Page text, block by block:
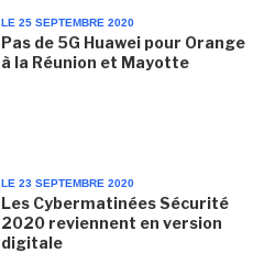
LE 25 SEPTEMBRE 2020
Pas de 5G Huawei pour Orange
à la Réunion et Mayotte
LE 23 SEPTEMBRE 2020
Les Cybermatinées Sécurité
2020 reviennent en version
digitale